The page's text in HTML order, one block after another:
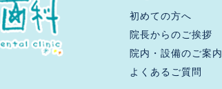
初めての方へ
院長からのご挨拶
院内・設備のご案内
よくあるご質問